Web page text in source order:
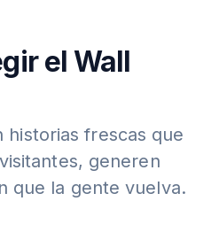
el Wall
historias frescas que
generen
que la gente vuelva.